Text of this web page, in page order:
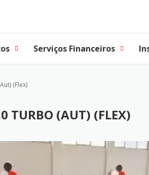
Serviços Financeiros
(Flex)
TURBO (AUT) (FLEX)